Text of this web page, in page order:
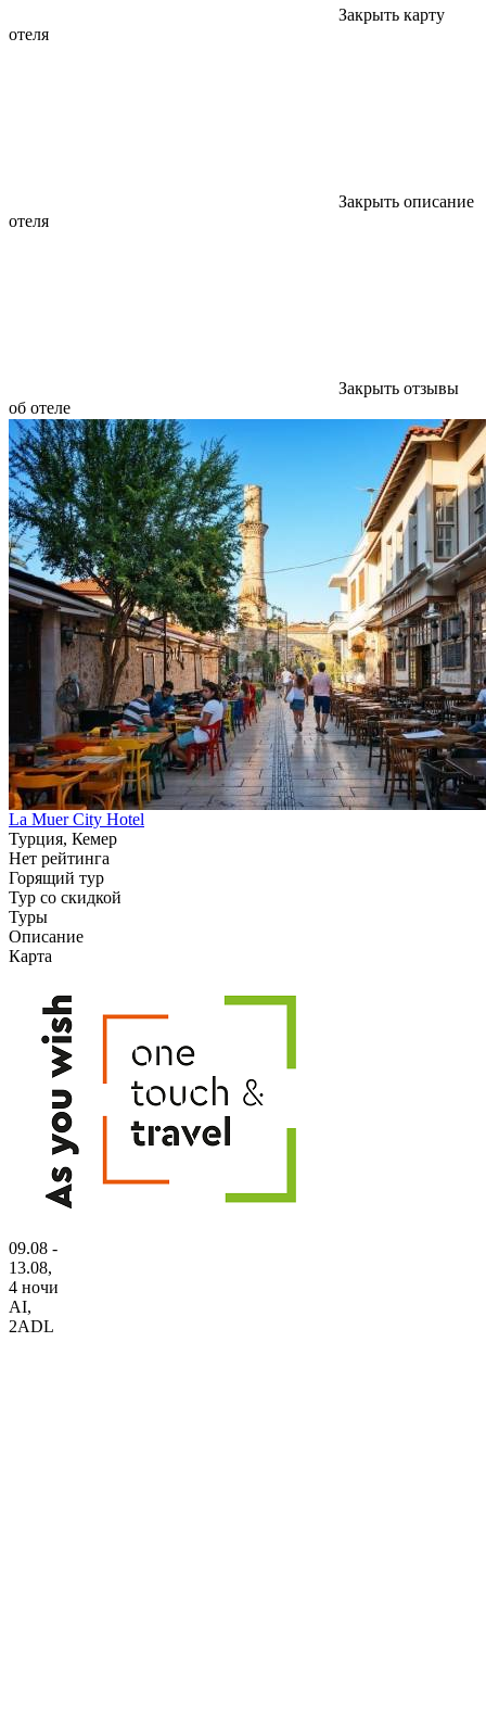
Закрыть карту
отеля
Закрыть описание
отеля
Закрыть отзывы
об отеле
La Muer City Hotel
Турция, Кемер
Нет рейтинга
Горящий тур
Тур со скидкой
Туры
Описание
Карта
09.08 -
13.08,
4 ночи
AI,
2ADL